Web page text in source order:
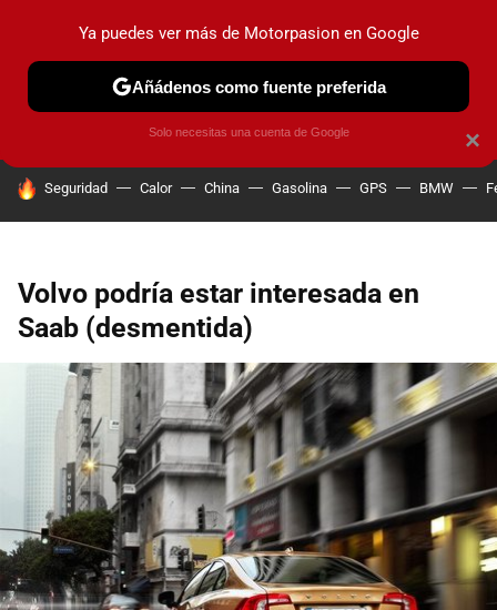
PRUEBAS COCHES ELÉCTRICOS OBSERVATORIO
HOY SE HABLA DE
Seguridad Calor China Gasolina GPS BMW
Volvo podría estar interesada en
Saab (desmentida)
×
Ya puedes ver más de Motorpasion en Google
Añádenos como fuente preferida
Solo necesitas una cuenta de Google